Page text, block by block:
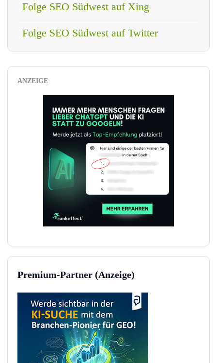
Folge SEO Südwest auf Xing
Folge SEO Südwest auf Twitter
ANZEIGE
Premium-Partner (Anzeige)